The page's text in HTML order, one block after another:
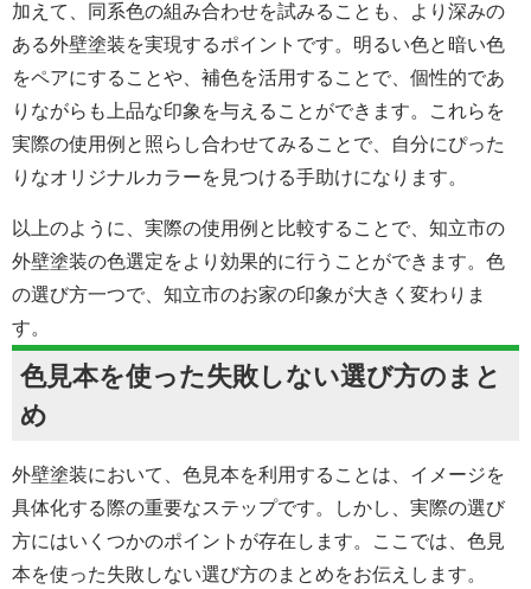
加えて、同系色の組み合わせを試みることも、より深みの
ある外壁塗装を実現するポイントです。明るい色と暗い色
をペアにすることや、補色を活用することで、個性的であ
りながらも上品な印象を与えることができます。これらを
実際の使用例と照らし合わせてみることで、自分にぴった
りなオリジナルカラーを見つける手助けになります。
以上のように、実際の使用例と比較することで、知立市の
外壁塗装の色選定をより効果的に行うことができます。色
の選び方一つで、知立市のお家の印象が大きく変わりま
す。
色見本を使った失敗しない選び方のまと
め
外壁塗装において、色見本を利用することは、イメージを
具体化する際の重要なステップです。しかし、実際の選び
方にはいくつかのポイントが存在します。ここでは、色見
本を使った失敗しない選び方のまとめをお伝えします。